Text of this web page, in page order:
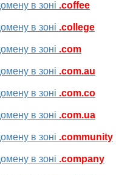
в зоні .coffee
в зоні .college
в зоні .com
в зоні .com.au
в зоні .com.co
в зоні .com.ua
в зоні .community
в зоні .company